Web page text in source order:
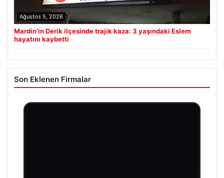
Ağustos 5, 2026
Mardin’in Derik ilçesinde trajik kaza: 3 yaşındaki Eslem
hayatını kaybetti
Son Eklenen Firmalar